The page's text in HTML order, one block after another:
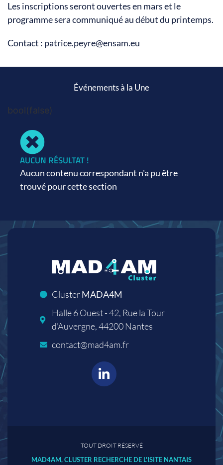
Les inscriptions seront ouvertes en mars et le
programme sera communiqué au début du printemps.
Contact : patrice.peyre@ensam.eu
Événements à la Une
bool(false)
AUCUN RÉSULTAT !
Aucun contenu correspondant n'a pu être
trouvé pour cette section
ClusterMADA4M
Halle 6 Ouest - 42, Rue la Tour
d'Auvergne, 44200 Nantes
contact@mad4am.fr
TOUT DROIT RÉSERVÉ
MAD4AM, CLUSTER RECHERCHE DE L'ISITE NANTAIS